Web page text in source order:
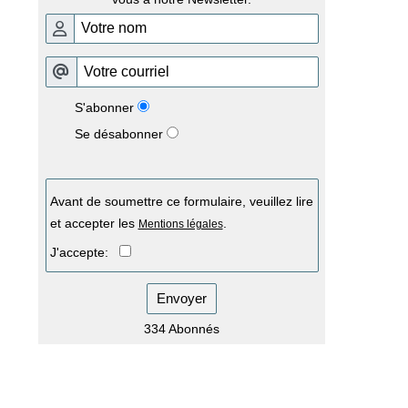
S'abonner
Se désabonner
Avant de soumettre ce formulaire, veuillez lire
et accepter les Mentions légales.
J'accepte:
Envoyer
334 Abonnés